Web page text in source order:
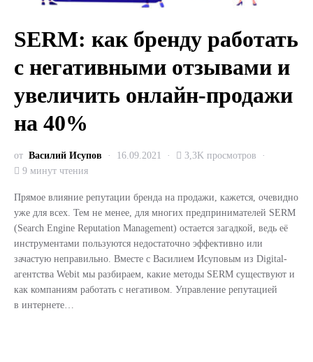
SERM: как бренду работать
с негативными отзывами и
увеличить онлайн-продажи
на 40%
от Василий Исупов 16.09.2021
3,3K просмотров
9 минут чтения
Прямое влияние репутации бренда на продажи, кажется, очевидно
уже для всех. Тем не менее, для многих предпринимателей SERM
(Search Engine Reputation Management) остается загадкой, ведь её
инструментами пользуются недостаточно эффективно или
зачастую неправильно. Вместе с Василием Исуповым из Digital-
агентства Webit мы разбираем, какие методы SERM существуют и
как компаниям работать с негативом. Управление репутацией
в интернете…